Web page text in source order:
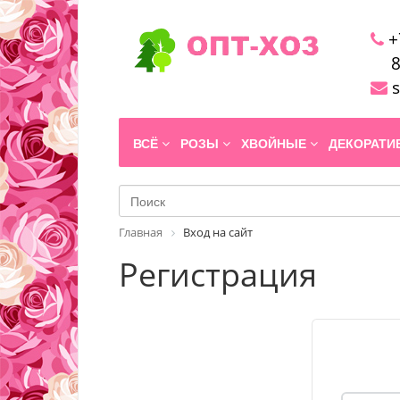
ВСЁ РОЗЫ ХВОЙНЫЕ
Главная Вход на сайт
Регистрация